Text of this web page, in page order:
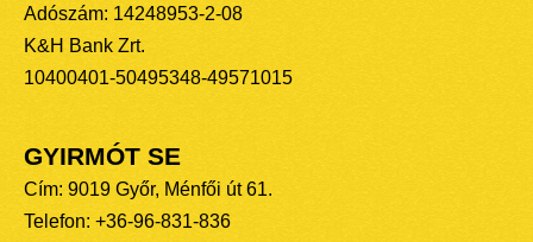
Adószám: 14248953-2-08
K&H Bank Zrt.
10400401-50495348-49571015
GYIRMÓT SE
Cím: 9019 Győr, Ménfői út 61.
Telefon: +36-96-831-836